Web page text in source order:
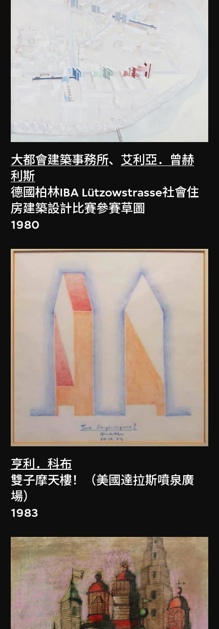
大都會建築事務所、 艾利亞．曾赫
利斯
德國柏林IBA Lützowstrasse社會住
房建築設計比賽參賽草圖
1980
亨利．科布
雙子摩天樓！（美國達拉斯噴泉廣
場）
1983